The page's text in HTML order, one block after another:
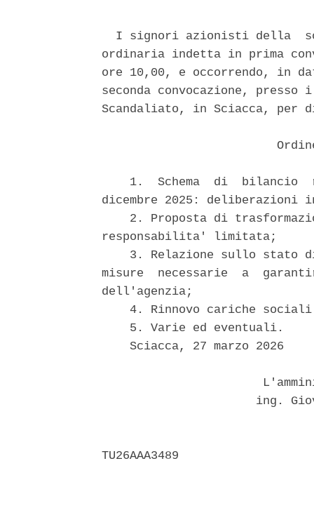
I signori azionisti della
ordinaria indetta in prima
ore 10,00, e occorrendo, in
seconda convocazione,
Scandaliato, in Sciacca, per
1.  Schema  di  bilancio
dicembre 2025: deliberazioni
2. Proposta di
responsabilita' limitata;
3. Relazione sullo stato
misure  necessarie  a
dell'agenzia;
4. Rinnovo cariche
    5. Varie ed eventuali.
    Sciacca, 27 marzo 2026
ing.